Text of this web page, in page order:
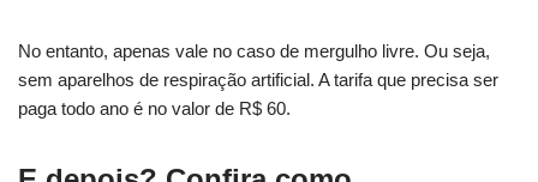
No entanto, apenas vale no caso de mergulho livre. Ou seja,
sem aparelhos de respiração artificial. A tarifa que precisa ser
paga todo ano é no valor de R$ 60.